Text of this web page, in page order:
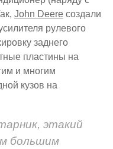
John Deere создали
рулевого
заднего
пластины на
и многим
кузов на
этакий
большим